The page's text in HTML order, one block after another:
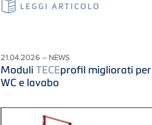
LEGGI ARTICOLO
21.04.2026 – NEWS
Moduli TECEprofil migliorati per
WC e lavabo